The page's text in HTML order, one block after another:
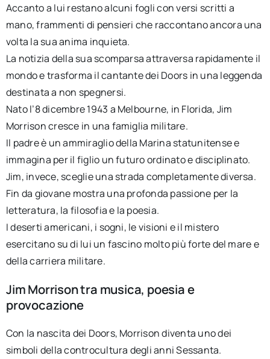
Accanto a lui restano alcuni fogli con versi scritti a
mano, frammenti di pensieri che raccontano ancora una
volta la sua anima inquieta.
La notizia della sua scomparsa attraversa rapidamente il
mondo e trasforma il cantante dei Doors in una leggenda
destinata a non spegnersi.
Nato l’8 dicembre 1943 a Melbourne, in Florida, Jim
Morrison cresce in una famiglia militare.
Il padre è un ammiraglio della Marina statunitense e
immagina per il figlio un futuro ordinato e disciplinato.
Jim, invece, sceglie una strada completamente diversa.
Fin da giovane mostra una profonda passione per la
letteratura, la filosofia e la poesia.
I deserti americani, i sogni, le visioni e il mistero
esercitano su di lui un fascino molto più forte del mare e
della carriera militare.
Jim Morrison tra musica, poesia e
provocazione
Con la nascita dei Doors, Morrison diventa uno dei
simboli della controcultura degli anni Sessanta.